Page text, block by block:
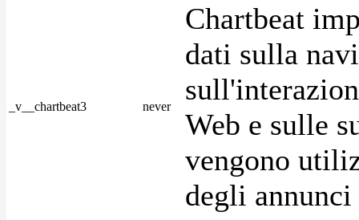
_v__chartbeat3 never
Chartbeat
dati sulla
Web e sulle
vengono
degli